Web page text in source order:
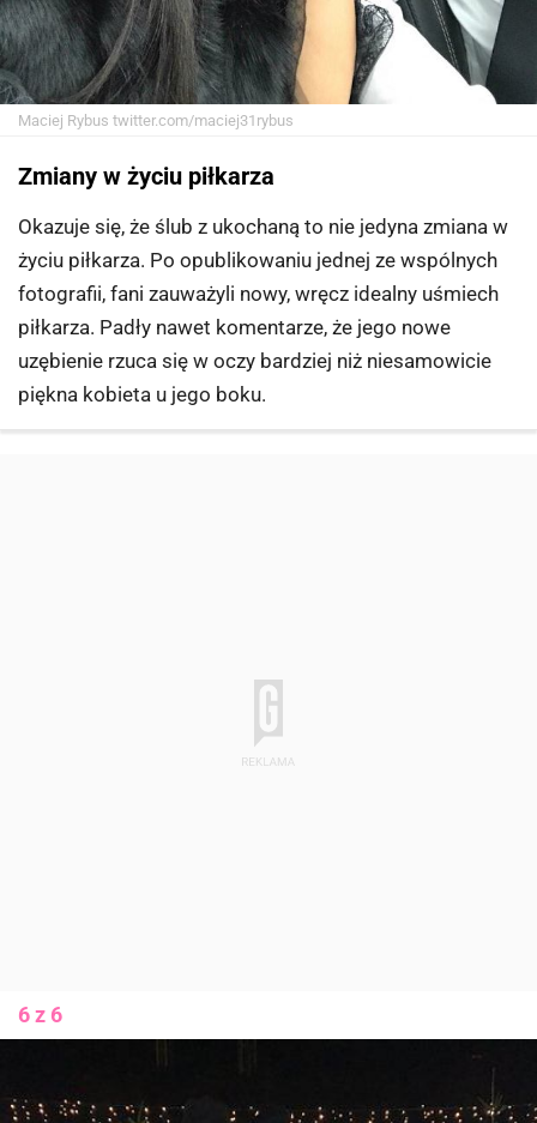
Maciej Rybus twitter.com/maciej31rybus
Zmiany w życiu piłkarza
Okazuje się, że ślub z ukochaną to nie jedyna zmiana w
życiu piłkarza. Po opublikowaniu jednej ze wspólnych
fotografii, fani zauważyli nowy, wręcz idealny uśmiech
piłkarza. Padły nawet komentarze, że jego nowe
uzębienie rzuca się w oczy bardziej niż niesamowicie
piękna kobieta u jego boku.
6 z 6